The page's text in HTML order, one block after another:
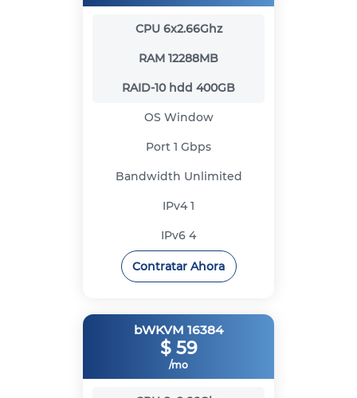
CPU 6x2.66Ghz
RAM 12288MB
RAID-10 hdd 400GB
OS Window
Port 1 Gbps
Bandwidth Unlimited
IPv41
IPv6 4
Contratar Ahora
bWKVM 16384
$ 59
/mo